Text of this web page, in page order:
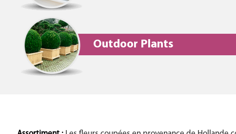
Outdoor Plants